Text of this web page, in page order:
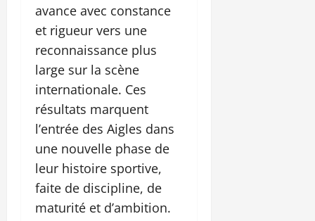
avance avec constance
et rigueur vers une
reconnaissance plus
large sur la scène
internationale. Ces
résultats marquent
l’entrée des Aigles dans
une nouvelle phase de
leur histoire sportive,
faite de discipline, de
maturité et d’ambition.